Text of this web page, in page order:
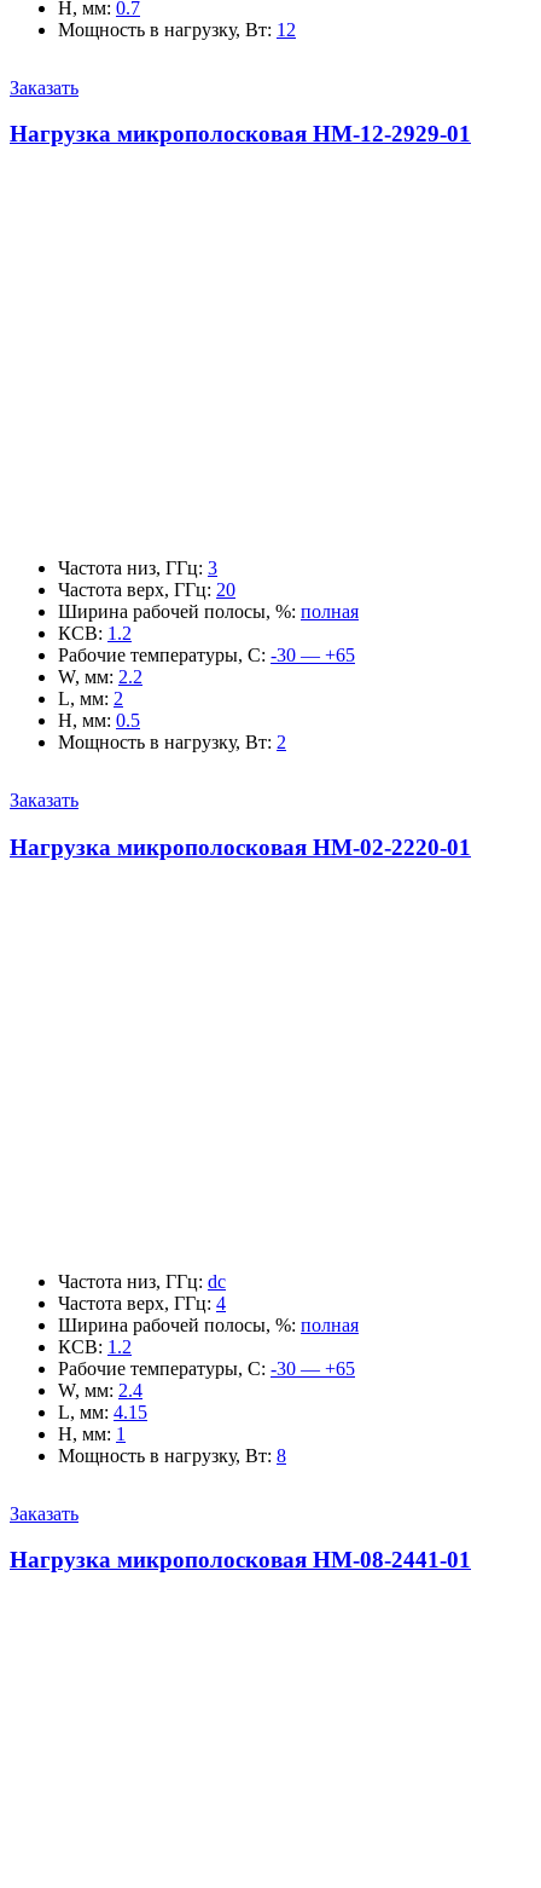
H, мм: 0.7
Мощность в нагрузку, Вт: 12
Заказать
Нагрузка микрополосковая НМ-12-2929-01
Частота низ, ГГц: 3
Частота верх, ГГц: 20
Ширина рабочей полосы, %: полная
КСВ: 1.2
Рабочие температуры, С: -30 — +65
W, мм: 2.2
L, мм: 2
H, мм: 0.5
Мощность в нагрузку, Вт: 2
Заказать
Нагрузка микрополосковая НМ-02-2220-01
Частота низ, ГГц: dc
Частота верх, ГГц: 4
Ширина рабочей полосы, %: полная
КСВ: 1.2
Рабочие температуры, С: -30 — +65
W, мм: 2.4
L, мм: 4.15
H, мм: 1
Мощность в нагрузку, Вт: 8
Заказать
Нагрузка микрополосковая НМ-08-2441-01